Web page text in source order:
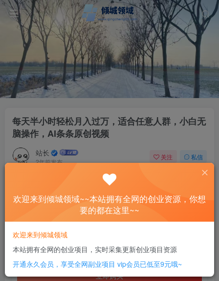
每天半小时轻松月入过万，适合任意人群，小白无
脑操作，AI条条原创视频
站长
2年前发布
关注 私信
每天半小时轻松月入过万，适合任意人群，小白无脑操作，AI条条原创视频
此内容为付费资源，请付费后查看
SVIP全站会员 免费
立即购买
欢迎来到倾城领域~~本站拥有全网的创业资源，你想
要的都在这里~~
欢迎来到倾城领域
本站拥有全网的创业项目，实时采集更新创业项目资源
开通永久会员，享受全网副业项目 vip会员已低至9元哦~